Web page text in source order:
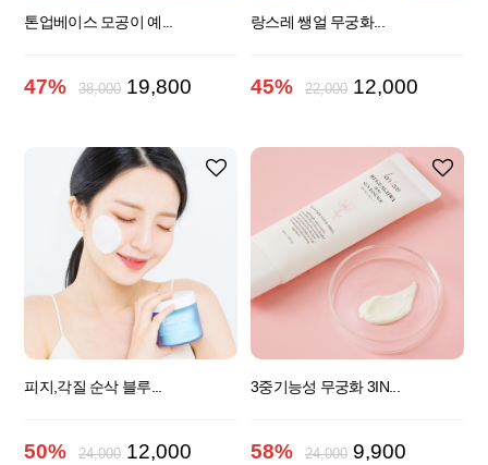
톤업베이스 모공이 예...
47% 38,000 19,800
랑스레 쌩얼 무궁화...
45% 22,000 12,000
피지,각질 순삭 블루...
50% 24,000 12,000
3중기능성 무궁화 3IN...
58% 24,000 9,900